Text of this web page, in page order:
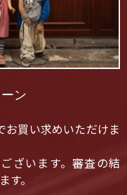
ン
お買い求めいただけま
ざいます。審査の結
す。